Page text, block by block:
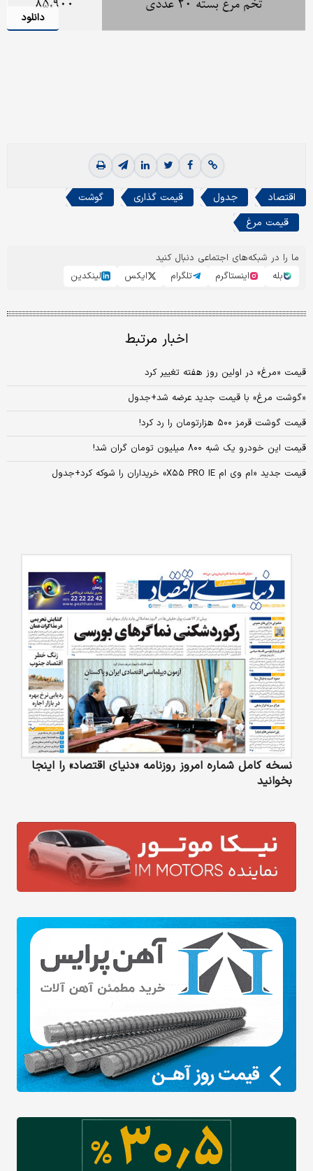
دانلود
اقتصاد جدول قیمت گذاری
گوشت
قیمت مرغ
ما را در شبکه‌های اجتماعی دنبال کنید
بله
اینستاگرم تلگرام ایکس لینکدین
اخبار مرتبط
قیمت «مرغ» در اولین روز هفته تغییر کرد
«گوشت مرغ» با قیمت جدید عرضه شد+جدول
قیمت گوشت قرمز ۵۰۰ هزارتومان را رد کرد!
قیمت این خودرو یک شبه ۸۰۰ میلیون تومان گران شد!
قیمت جدید «ام وی ام X۵۵ PRO IE» خریداران را شوکه کرد+جدول
نسخه کامل شماره امروز روزنامه «دنیای‌ اقتصاد» را اینجا
بخوانید